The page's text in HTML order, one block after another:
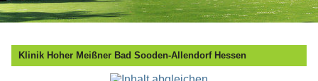
Klinik Hoher Meißner Bad Sooden-Allendorf Hessen